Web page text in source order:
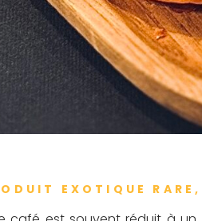
EXOTIQUE RARE,